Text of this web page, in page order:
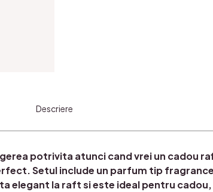
Descriere
potrivita atunci cand vrei un cadou
Setul include un parfum tip
elegant la raft si este ideal pentru